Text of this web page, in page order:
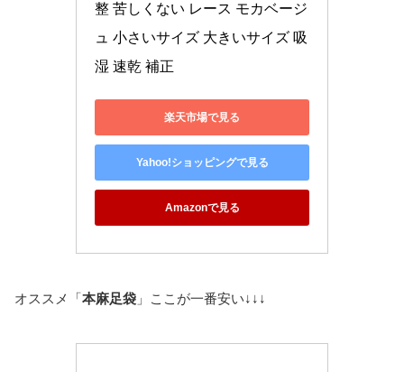
整 苦しくない レース モカベージ
ュ 小さいサイズ 大きいサイズ 吸
湿 速乾 補正
楽天市場で見る
Yahoo!ショッピングで見る
Amazonで見る
オススメ「本麻足袋 」ここが一番安い↓↓↓